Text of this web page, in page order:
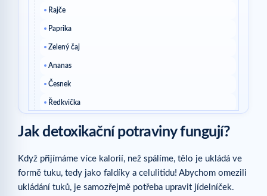
Rajče
Paprika
Zelený čaj
Ananas
Česnek
Ředkvička
Meloun
Zázvor
Jak detoxikační potraviny fungují?
Když přijímáme více kalorií, než spálíme, tělo je ukládá ve
formě tuku, tedy jako faldíky a celulitidu! Abychom omezili
ukládání tuků, je samozřejmě potřeba upravit jídelníček.